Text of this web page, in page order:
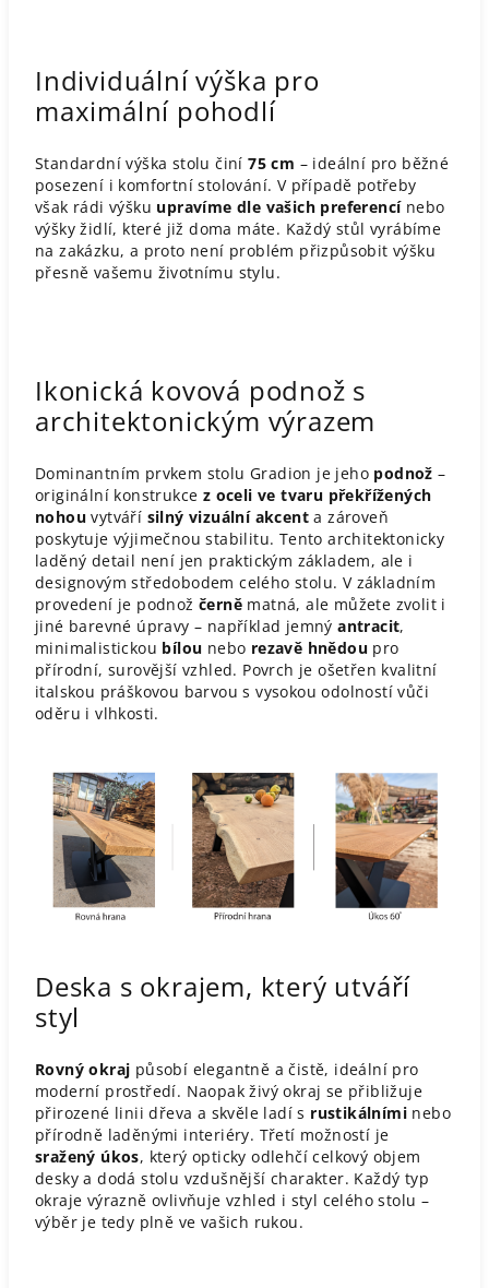
Individuální výška pro
maximální pohodlí
Standardní výška stolu činí75 cm – ideální pro běžné
posezení i komfortní stolování. V případě potřeby
však rádi výšku upravíme dle vašich preferencínebo
výšky židlí, které již doma máte. Každý stůl vyrábíme
na zakázku, a proto není problém přizpůsobit výšku
přesně vašemu životnímu stylu.
Ikonická kovová podnož s
architektonickým výrazem
Dominantním prvkem stolu Gradion je jeho podnož–
originální konstrukce z oceli ve tvaru překřížených
nohouvytváří silný vizuální akcent a zároveň
poskytuje výjimečnou stabilitu. Tento architektonicky
laděný detail není jen praktickým základem, ale i
designovým středobodem celého stolu. V základním
provedení je podnož černě matná, ale můžete zvolit i
jiné barevné úpravy – například jemnýantracit,
minimalistickou bílou nebo rezavě hnědou pro
přírodní, surovější vzhled. Povrch je ošetřen kvalitní
italskou práškovou barvou s vysokou odolností vůči
oděru i vlhkosti.
Deska s okrajem, který utváří
styl
Rovný okraj působí elegantně a čistě, ideální pro
moderní prostředí. Naopak živý okraj se přibližuje
přirozené linii dřeva a skvěle ladí s rustikálními nebo
přírodně laděnými interiéry. Třetí možností je
sražený úkos, který opticky odlehčí celkový objem
desky a dodá stolu vzdušnější charakter. Každý typ
okraje výrazně ovlivňuje vzhled i styl celého stolu –
výběr je tedy plně ve vašich rukou.